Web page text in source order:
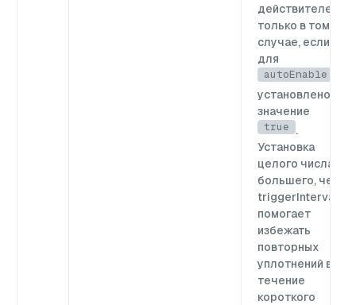
действителен
только в том
случае, если
для
autoEnable
установлено
значение
true .
Установка
целого числа,
большего, чем
triggerInterval,
помогает
избежать
повторных
уплотнений в
течение
короткого